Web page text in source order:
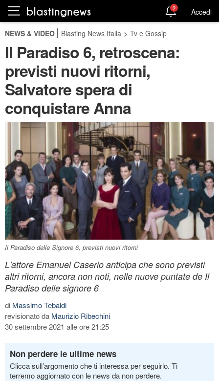
2 Accedi
NEWS & VIDEO Blasting News Italia > Tv e Gossip
Il Paradiso 6, retroscena:
previsti nuovi ritorni,
Salvatore spera di
conquistare Anna
Il Paradiso delle Signore 6, previsti nuovi ritorni
L'attore Emanuel Caserio anticipa che sono previsti
altri ritorni, ancora non noti, nelle nuove puntate de Il
Paradiso delle signore 6
di Massimo Tebaldi
revisionato da Maurizio Ribechini
30 settembre 2021 alle ore 21:25
Non perdere le ultime news
Clicca sull’argomento che ti interessa per seguirlo. Ti
terremo aggiornato con le news da non perdere.